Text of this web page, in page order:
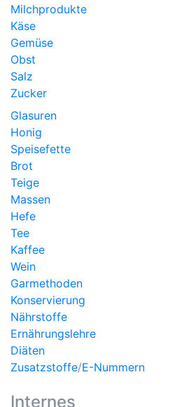
Milchprodukte
Käse
Gemüse
Obst
Salz
Zucker
Glasuren
Honig
Speisefette
Brot
Teige
Massen
Hefe
Tee
Kaffee
Wein
Garmethoden
Konservierung
Nährstoffe
Ernährungslehre
Diäten
Zusatzstoffe/E-Nummern
Internes